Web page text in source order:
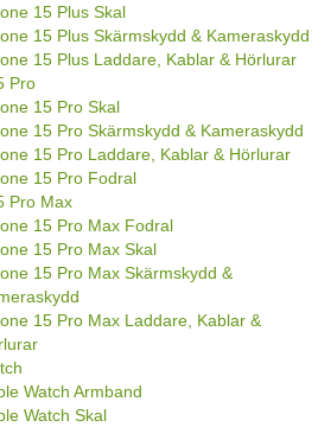
15 Plus Skal
15 Plus Skärmskydd & Kameraskydd
15 Plus Laddare, Kablar & Hörlurar
Pro
15 Pro Skal
15 Pro Skärmskydd & Kameraskydd
15 Pro Laddare, Kablar & Hörlurar
15 Pro Fodral
Pro Max
15 Pro Max Fodral
15 Pro Max Skal
15 Pro Max Skärmskydd &
15 Pro Max Laddare, Kablar &
Watch Armband
Watch Skal